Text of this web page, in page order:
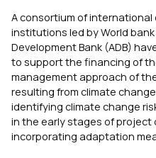
A consortium of
institutions led by World
Development Bank (ADB)
to support the financing of
management approach of
resulting from climate
identifying climate change
in the early stages of project
incorporating adaptation